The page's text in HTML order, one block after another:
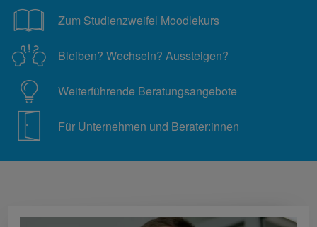
Zum Studienzweifel Moodlekurs
Bleiben? Wechseln? Aussteigen?
Weiterführende Beratungsangebote
Für Unternehmen und Berater:innen